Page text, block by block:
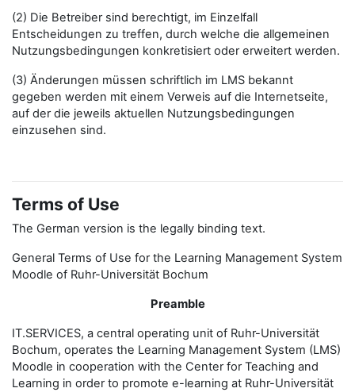
(2) Die Betreiber sind berechtigt, im Einzelfall
Entscheidungen zu treffen, durch welche die allgemeinen
Nutzungsbedingungen konkretisiert oder erweitert werden.
(3) Änderungen müssen schriftlich im LMS bekannt
gegeben werden mit einem Verweis auf die Internetseite,
auf der die jeweils aktuellen Nutzungsbedingungen
einzusehen sind.
Terms of Use
The German version is the legally binding text.
General Terms of Use for the Learning Management System
Moodle of Ruhr-Universität Bochum
Preamble
IT.SERVICES, a central operating unit of Ruhr-Universität
Bochum, operates the Learning Management System (LMS)
Moodle in cooperation with the Center for Teaching and
Learning in order to promote e-learning at Ruhr-Universität